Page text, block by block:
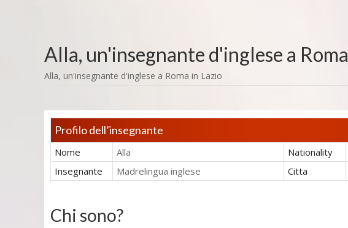
Alla, un'insegnante d'inglese a Roma
Alla, un'insegnante d'inglese a Roma in Lazio
Profilo dell’insegnante
Nome Alla Nationality
Insegnante
Madrelingua inglese Citta
Chi sono?